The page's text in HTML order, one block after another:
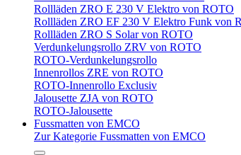
Rollläden ZRO E 230 V Elektro von ROTO
Rollläden ZRO EF 230 V Elektro Funk von
Rollläden ZRO S Solar von ROTO
Verdunkelungsrollo ZRV von ROTO
ROTO-Verdunkelungsrollo
Innenrollos ZRE von ROTO
ROTO-Innenrollo Exclusiv
Jalousette ZJA von ROTO
ROTO-Jalousette
Fussmatten von EMCO
Zur Kategorie Fussmatten von EMCO